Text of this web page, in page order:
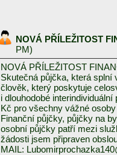
NOVÁ PŘÍLEŽITOST
PM)
NOVÁ PŘÍLEŽITOST
Skutečná půjčka, která
člověk, který poskytuje
i dlouhodobé
Kč pro všechny vážné
Finanční půjčky, půjčky na
osobní půjčky patří mezi
žádosti jsem připraven
MAIL: